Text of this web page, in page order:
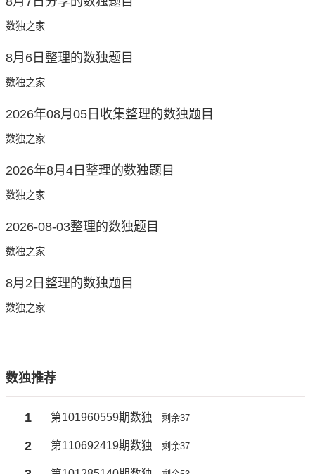
数独之家
8月6日整理的数独题目
数独之家
2026年08月05日收集整理的数独题目
数独之家
2026年8月4日整理的数独题目
数独之家
2026-08-03整理的数独题目
数独之家
8月2日整理的数独题目
数独之家
数独推荐
1 第101960559期数独 剩余37
2 第110692419期数独 剩余37